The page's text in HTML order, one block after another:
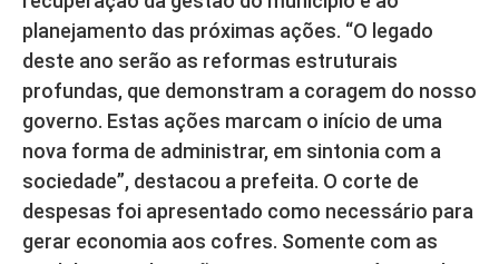
planejamento das próximas ações. “O legado
deste ano serão as reformas estruturais
profundas, que demonstram a coragem do nosso
governo. Estas ações marcam o início de uma
nova forma de administrar, em sintonia com a
sociedade”, destacou a prefeita. O corte de
despesas foi apresentado como necessário para
gerar economia aos cofres. Somente com as